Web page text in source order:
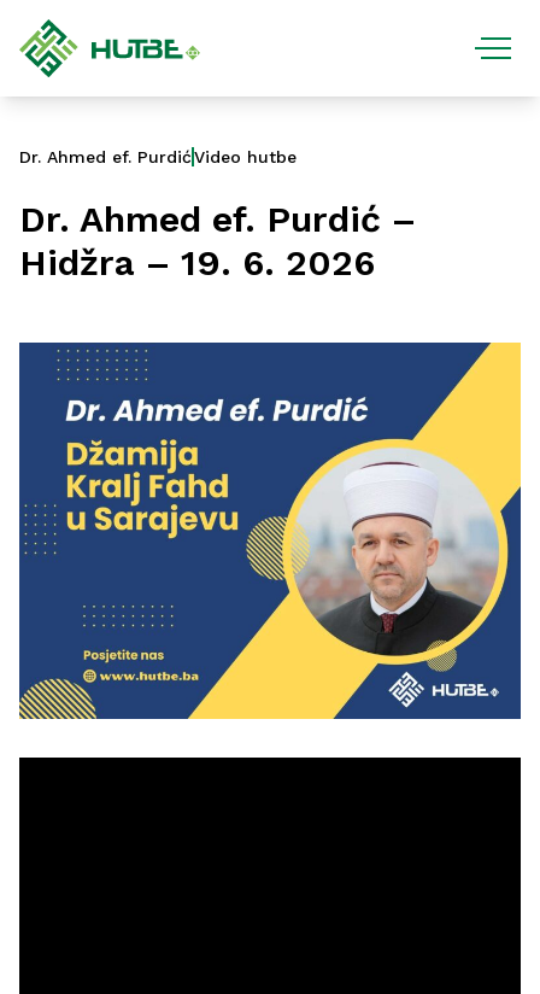
Dr. Ahmed ef. PurdićVideo hutbe
Dr. Ahmed ef. Purdić –
Hidžra – 19. 6. 2026